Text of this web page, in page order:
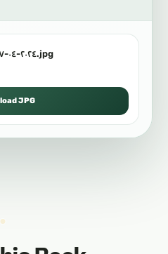
photo_٢٠٢٤-٠٤-٢٧_١٧-٤٥-١٥.jpg
JPG